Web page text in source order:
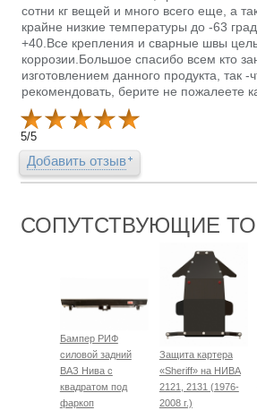
сотни кг вещей и много всего еще, а
крайне низкие температуры до -63
+40.Все крепления и сварные швы
коррозии.Большое спасибо всем кто
изготовлением данного продукта, так -
рекомендовать, берите не пожалеете
5/5
Добавить отзыв
СОПУТСТВУЮЩИЕ
Бампер РИФ
силовой задний
ВАЗ Нива с
квадратом под
фаркоп
Защита картера
«Sheriff» на НИВА
2121, 2131 (1976-
2008 г.)